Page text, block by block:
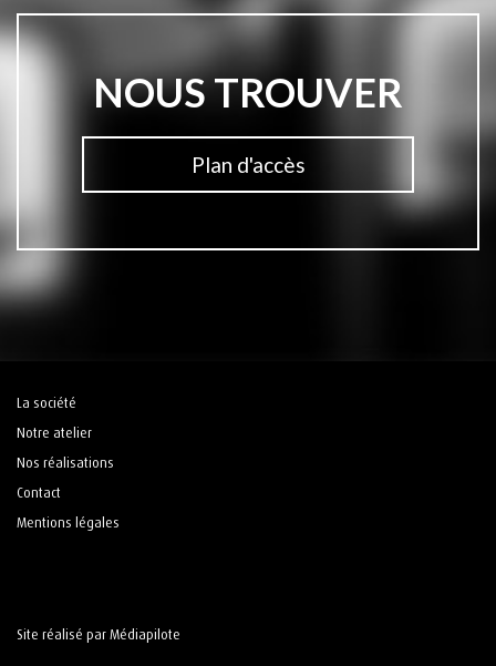
NOUS TROUVER
Plan d'accès
La société
Notre atelier
Nos réalisations
Contact
Mentions légales
Site réalisé par Médiapilote